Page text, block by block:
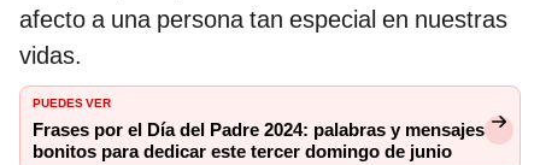
afecto a una persona tan especial en nuestras
vidas.
PUEDES VER
Frases por el Día del Padre 2024: palabras y mensajes
bonitos para dedicar este tercer domingo de junio